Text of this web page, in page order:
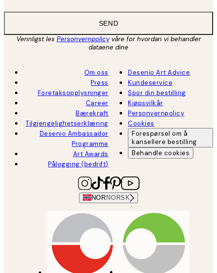
SEND
Vennligst les Personvernpolicyvåre for hvordan vi behandler
dataene dine
Om oss
Press
Foretaksopplysninger
Career
Bærekraft
Tilgjengelighetserklæring
Desenio Ambassador
Programme
Art Awards
Pålogging (bedrift)
Desenio Art Advice
Kundeservice
Spor din bestilling
Kjøpsvilkår
Personvernpolicy
Cookies
Forespørsel om å
kansellere bestilling
Behandle cookies
NOR NORSK